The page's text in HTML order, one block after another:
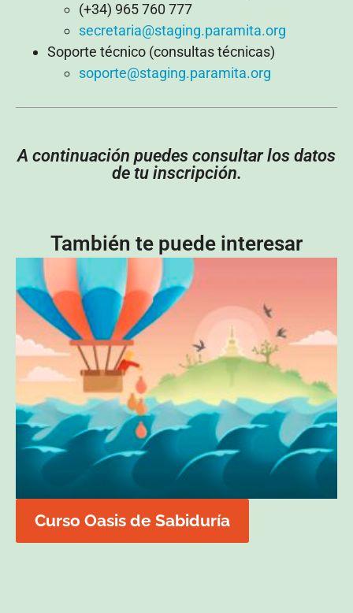
(+34) 965 760 777
secretaria@staging.paramita.org
Soporte técnico (consultas técnicas)
soporte@staging.paramita.org
A continuación puedes consultar los datos
de tu inscripción.
También te puede interesar
Curso Oasis de Sabiduría